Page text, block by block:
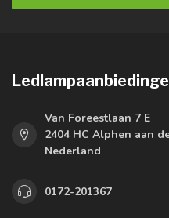
Van Foreestlaan 7 E
2404 HC Alphen aan
Nederland
0172-201367